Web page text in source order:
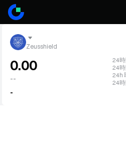
Zeusshield
0.00
--
-
24
24
24h
24